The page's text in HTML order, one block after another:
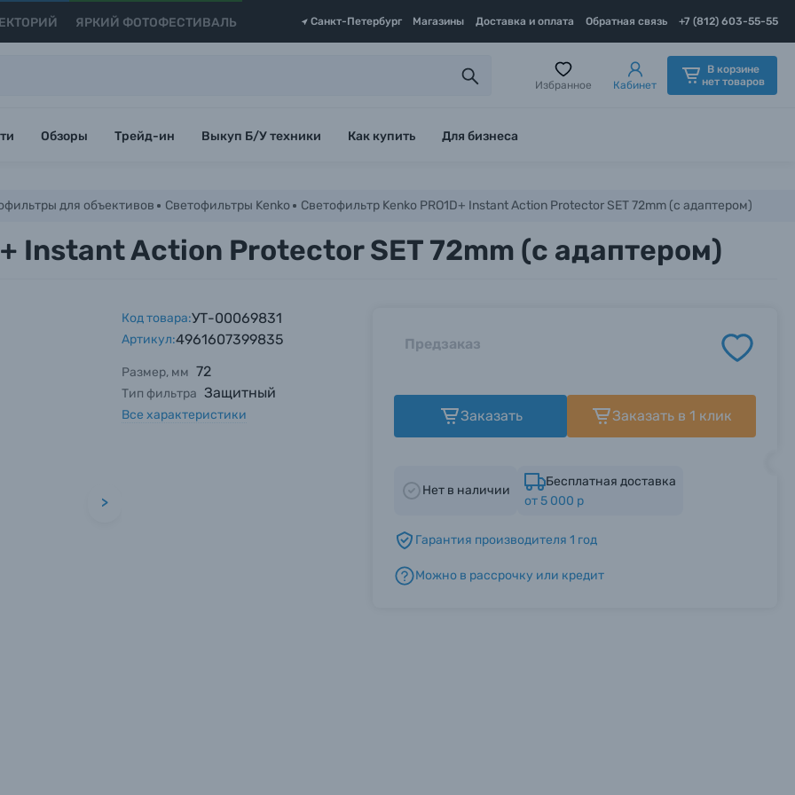
ЯРКИЙ ФОТОФЕСТИВАЛЬ Санкт-Петербург Магазины Доставка и оплата Обратная связь +7 (812) 603-55-55
Избранное Кабинет
В корзине
нет товаров
Обзоры Трейд-ин Выкуп Б/У техники Как купить Для бизнеса
для объективов Светофильтры Kenko Светофильтр Kenko PRO1D+ Instant Action Protector SET 72mm (с адаптером)
Instant Action Protector SET 72mm (с адаптером)
>
Код товара:УТ-00069831
Артикул:4961607399835
Размер, мм 72
Тип фильтра Защитный
Все характеристики
Предзаказ
Заказать Заказать в 1 клик
Нет в наличии
Бесплатная доставка
от 5 000 р
Гарантия производителя 1 год
Можно в рассрочку или кредит